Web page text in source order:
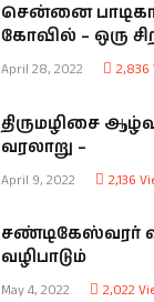
சென்னை
கோவில் – ஒரு
April 28, 2022 2,836
திருமழிசை
வரலாறு –
April 9, 2022 2,136
சண்டிகேஸ்வரர்
வழிபாடும்
May 4, 2022 2,022